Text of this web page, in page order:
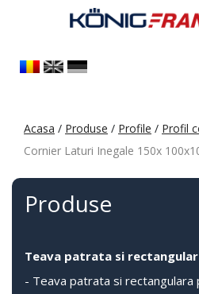
Acasa / Produse / Profile / Profil
Cornier Laturi Inegale 150x
Produse
Teava patrata si
- Teava patrata si rectangulara